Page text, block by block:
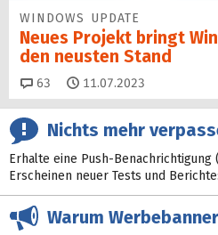
WINDOWS UPDATE
Neues Projekt bringt
den neusten Stand
63 Kommentare
11.07.2023
Nichts mehr
Erhalte eine Push-
Erscheinen neuer Tests und Berichte:
Warum